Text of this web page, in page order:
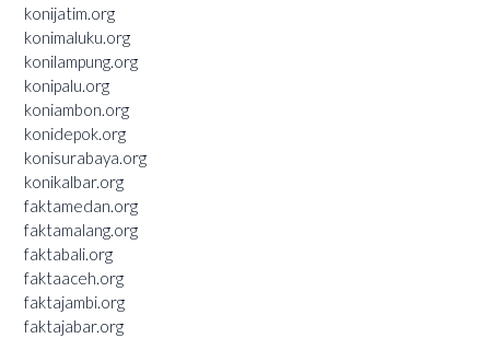
konijatim.org
konimaluku.org
konilampung.org
konipalu.org
koniambon.org
konidepok.org
konisurabaya.org
konikalbar.org
faktamedan.org
faktamalang.org
faktabali.org
faktaaceh.org
faktajambi.org
faktajabar.org